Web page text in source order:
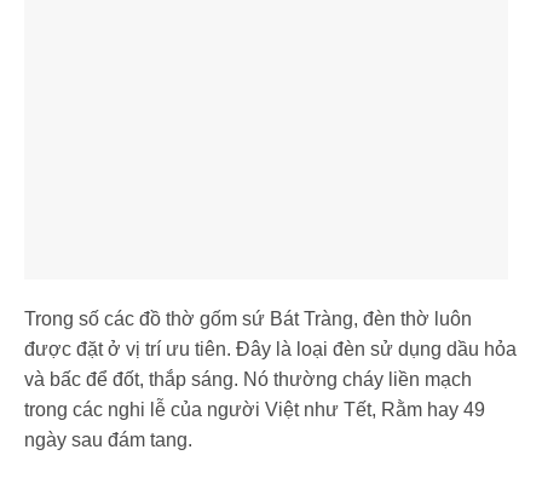
Trong số các đồ thờ gốm sứ Bát Tràng, đèn thờ luôn
được đặt ở vị trí ưu tiên. Đây là loại đèn sử dụng dầu hỏa
và bấc để đốt, thắp sáng. Nó thường cháy liền mạch
trong các nghi lễ của người Việt như Tết, Rằm hay 49
ngày sau đám tang.